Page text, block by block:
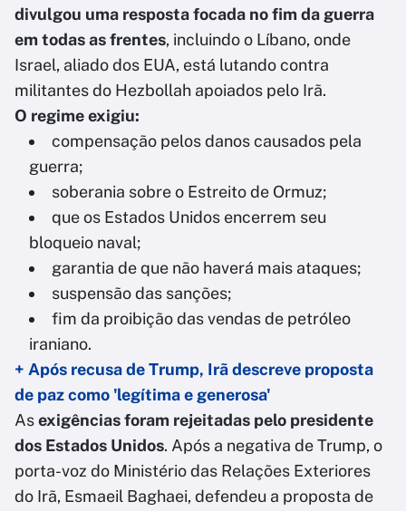
divulgou uma resposta focada no fim da guerra
em todas as frentes, incluindo o Líbano, onde
Israel, aliado dos EUA, está lutando contra
militantes do Hezbollah apoiados pelo Irã.
O regime exigiu:
compensação pelos danos causados pela
guerra;
soberania sobre o Estreito de Ormuz;
que os Estados Unidos encerrem seu
bloqueio naval;
garantia de que não haverá mais ataques;
suspensão das sanções;
fim da proibição das vendas de petróleo
iraniano.
+ Após recusa de Trump, Irã descreve proposta
de paz como 'legítima e generosa'
Asexigências foram rejeitadas pelo presidente
dos Estados Unidos. Após a negativa de Trump, o
porta-voz do Ministério das Relações Exteriores
do Irã, Esmaeil Baghaei, defendeu a proposta de